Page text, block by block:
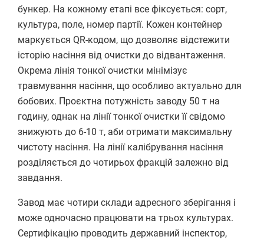
бункер. На кожному етапі все фіксується: сорт,
культура, поле, номер партії. Кожен контейнер
маркується QR-кодом, що дозволяє відстежити
історію насіння від очистки до відвантаження.
Окрема лінія тонкої очистки мінімізує
травмування насіння, що особливо актуально для
бобових. Проєктна потужність заводу 50 т на
годину, однак на лінії тонкої очистки її свідомо
знижують до 6-10 т, аби отримати максимальну
чистоту насіння. На лінії калібрування насіння
розділяється до чотирьох фракцій залежно від
завдання.
Завод має чотири склади адресного зберігання і
може одночасно працювати на трьох культурах.
Сертифікацію проводить державний інспектор,